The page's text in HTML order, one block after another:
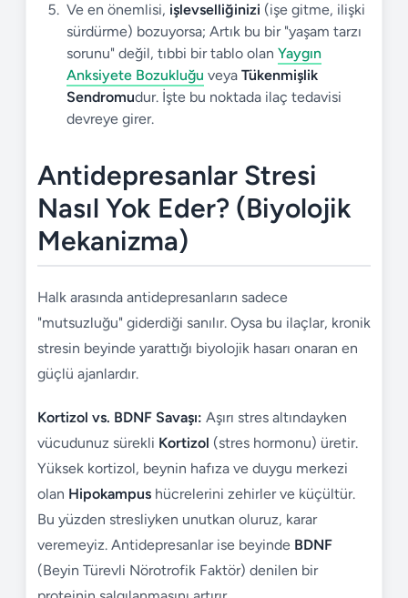
Ve en önemlisi, işlevselliğinizi (işe gitme, ilişki
sürdürme) bozuyorsa; Artık bu bir "yaşam tarzı
sorunu" değil, tıbbi bir tablo olan Yaygın
Anksiyete Bozukluğu veya Tükenmişlik
Sendromudur. İşte bu noktada ilaç tedavisi
devreye girer.
Antidepresanlar Stresi
Nasıl Yok Eder? (Biyolojik
Mekanizma)
Halk arasında antidepresanların sadece
"mutsuzluğu" giderdiği sanılır. Oysa bu ilaçlar, kronik
stresin beyinde yarattığı biyolojik hasarı onaran en
güçlü ajanlardır.
Kortizol vs. BDNF Savaşı: Aşırı stres altındayken
vücudunuz sürekli Kortizol (stres hormonu) üretir.
Yüksek kortizol, beynin hafıza ve duygu merkezi
olan Hipokampus hücrelerini zehirler ve küçültür.
Bu yüzden stresliyken unutkan oluruz, karar
veremeyiz. Antidepresanlar ise beyinde BDNF
(Beyin Türevli Nörotrofik Faktör) denilen bir